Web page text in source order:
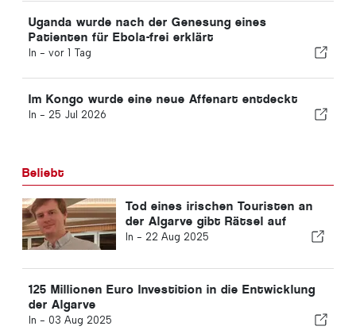
Uganda wurde nach der Genesung eines
Patienten für Ebola-frei erklärt
In - vor 1 Tag
Im Kongo wurde eine neue Affenart entdeckt
In - 25 Jul 2026
Beliebt
Tod eines irischen Touristen an
der Algarve gibt Rätsel auf
In - 22 Aug 2025
125 Millionen Euro Investition in die Entwicklung
der Algarve
In - 03 Aug 2025